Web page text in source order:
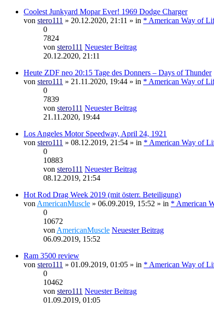
Coolest Junkyard Mopar Ever! 1969 Dodge Charger
von stero111 » 20.12.2020, 21:11 » in * American Way of
0
7824
von stero111 Neuester Beitrag
20.12.2020, 21:11
Heute ZDF neo 20:15 Tage des Donners – Days of Thunder
von stero111 » 21.11.2020, 19:44 » in * American Way of
0
7839
von stero111 Neuester Beitrag
21.11.2020, 19:44
Los Angeles Motor Speedway, April 24, 1921
von stero111 » 08.12.2019, 21:54 » in * American Way of
0
10883
von stero111 Neuester Beitrag
08.12.2019, 21:54
Hot Rod Drag Week 2019 (mit österr. Beteiligung)
von AmericanMuscle » 06.09.2019, 15:52 » in * American
0
10672
von AmericanMuscle Neuester Beitrag
06.09.2019, 15:52
Ram 3500 review
von stero111 » 01.09.2019, 01:05 » in * American Way of
0
10462
von stero111 Neuester Beitrag
01.09.2019, 01:05